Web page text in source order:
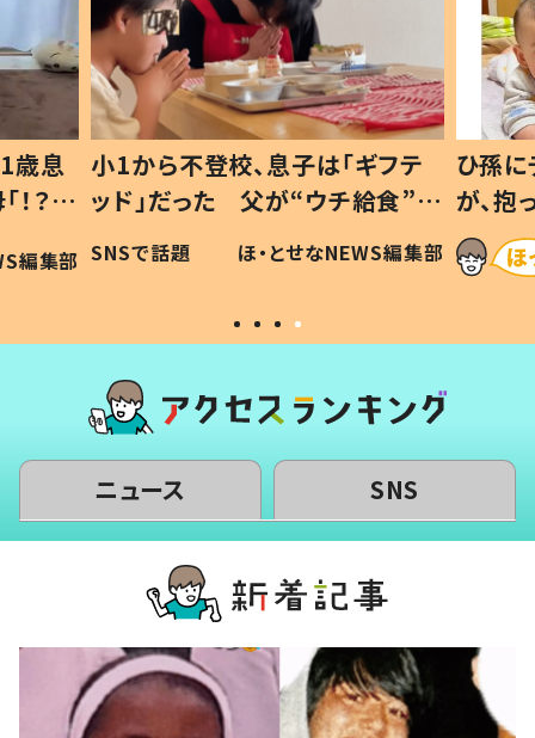
歳息
？」
編集部
小1から不登校、息子は「ギフテ
ッド」だった 父が“ウチ給食”を
作り続ける理由とは #令和の親
#令和の子
SNSで話題 ほ・とせなNEWS編集部
ひ孫
が、
「涙が
い」
ニュース SNS